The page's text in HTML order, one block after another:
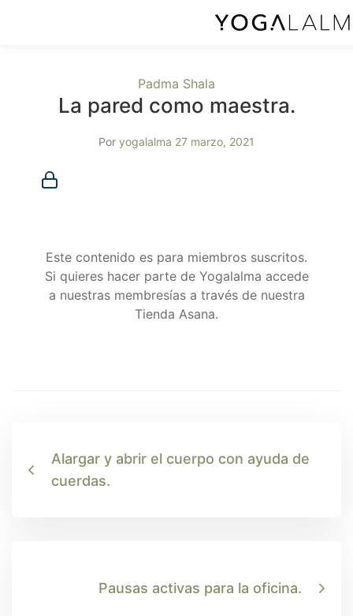
Padma Shala
La pared como maestra.
Por yogalalma 27 marzo, 2021
Alargar y abrir el cuerpo con ayuda de
cuerdas.
Pausas activas para la oficina.